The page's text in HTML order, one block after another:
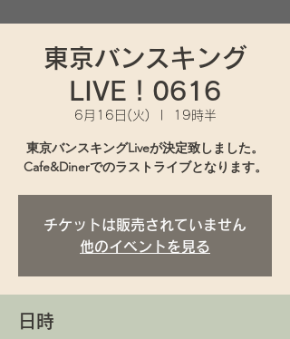
東京バンスキング
LIVE！0616
6月16日(火) 19時半
東京バンスキングLiveが決定致しました。
Cafe&Dinerでのラストライブとなります。
チケットは販売されていません
他のイベントを見る
日時